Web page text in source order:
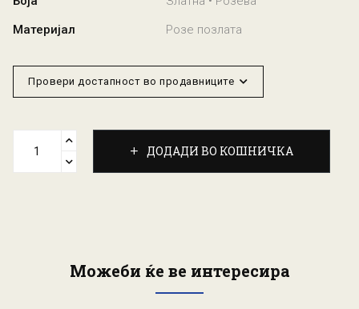
Материјал
Розе позлата
Провери достапност во продавниците
ДОДАДИ ВО КОШНИЧКА
Можеби ќе ве интересира